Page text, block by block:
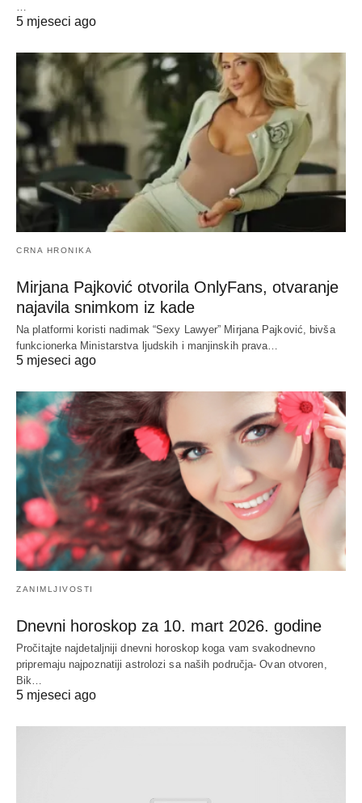
…
5 mjeseci ago
CRNA HRONIKA
Mirjana Pajković otvorila OnlyFans, otvaranje
najavila snimkom iz kade
Na platformi koristi nadimak “Sexy Lawyer” Mirjana Pajković, bivša
funkcionerka Ministarstva ljudskih i manjinskih prava…
5 mjeseci ago
ZANIMLJIVOSTI
Dnevni horoskop za 10. mart 2026. godine
Pročitajte najdetaljniji dnevni horoskop koga vam svakodnevno
pripremaju najpoznatiji astrolozi sa naših područja- Ovan otvoren,
Bik…
5 mjeseci ago